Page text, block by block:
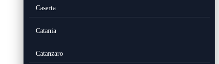
Caserta
Catania
Catanzaro